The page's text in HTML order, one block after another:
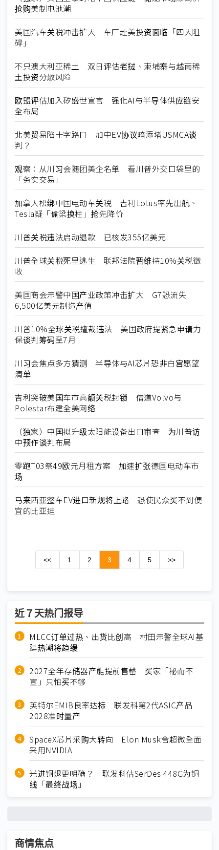
抢购美制电池潮
美国汽车关税冲击扩大 车厂赴美投资面临「四大阻
碍」
不只澳大利亚稀土 双日评估老挝、柬埔寨与越南稀
土投资分散风险
欧盟评估加入矽盛世宣言 强化AI与半导体供应链安
全布局
北美贸易陷十字路口 加中EV协议暗添堵USMCA谈
判？
观察：从川习会随团美企名单 看川普外交口袋里的
「务实交易」
加拿大松绑中国电动车关税 吉利Lotus率先出航、
Tesla疑「偷梁换柱」抢先降价
川普关税违法启动退款 已核发355亿美元
川普全球关税死里逃生 联邦法院暂维持10%关税徵
收
美国商会示警中国产业政策冲击扩大 G7恐流失
6,500亿美元制造产值
川普10%全球关税遭裁违法 美国政府提紧急申请力
保谈判筹码至7月
川习会焦点多方猜测 半导体与AI芯片恐非白宫愿望
清单
吉利突破美国车市高额关税封锁 借道Volvo与
Polestar布建全美网络
（独家）中国拟升级太阳能设备出口审查 为川普访
中预作谈判布局
零跑T03祭49欧元月租方案 加速扩张德国电动车市
场
马来西亚整车EV进口新规将上路 恐使民众买不到便
宜的比亚迪
<< 1 2 3 4 5 >>
近７天热门报导
MLCC订单过热、出货比创高 村田示警全球AI基
建热潮将趋缓
2027全年存储器产能提前售罄 买家「秘而不
宣」只怕买不够
英特尔EMIB良率达标 联发科第2代ASIC产品
2028准时量产
SpaceX芯片采购大转向 Elon Musk舍超微全面
采用NVIDIA
光进铜退更明确？ 联发科估SerDes 448G为铜
线「最终战场」
商情焦点